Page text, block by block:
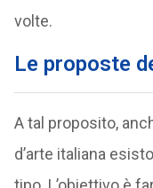
volte.
Le proposte
A tal proposito,
d’arte italiana